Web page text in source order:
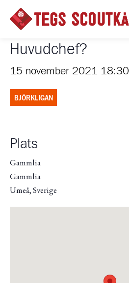
Huvudchef?
15 november 2021 18:30
BJÖRKLIGAN
Plats
Gammlia
Gammlia
Umeå,Sverige